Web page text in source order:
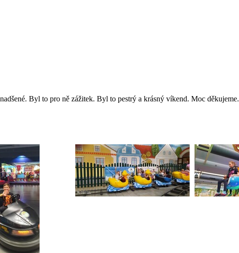
Byl to pro ně zážitek. Byl to pestrý a krásný víkend. Moc děkujeme.